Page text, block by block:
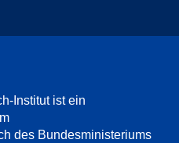
Institut ist ein
des Bundesministeriums